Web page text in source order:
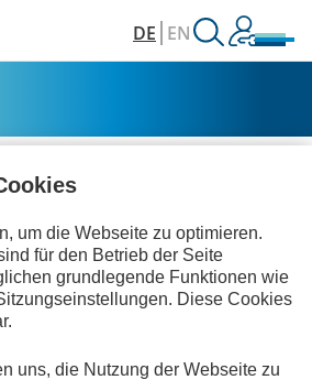
DE EN
um die Webseite zu optimieren.
für den Betrieb der Seite
grundlegende Funktionen wie
Diese Cookies
uns, die Nutzung der Webseite zu